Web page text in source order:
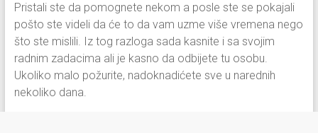
Pristali ste da pomognete nekom a posle ste se pokajali
pošto ste videli da će to da vam uzme više vremena nego
što ste mislili. Iz tog razloga sada kasnite i sa svojim
radnim zadacima ali je kasno da odbijete tu osobu.
Ukoliko malo požurite, nadoknadićete sve u narednih
nekoliko dana.